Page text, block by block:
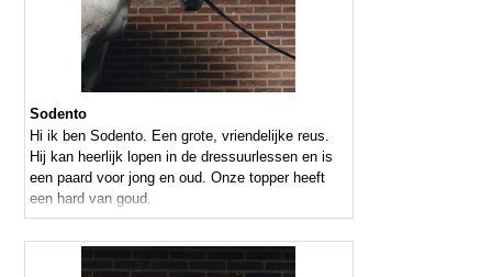
Sodento
Hi ik ben Sodento. Een grote, vriendelijke reus.
Hij kan heerlijk lopen in de dressuurlessen en is
een paard voor jong en oud. Onze topper heeft
een hard van goud.